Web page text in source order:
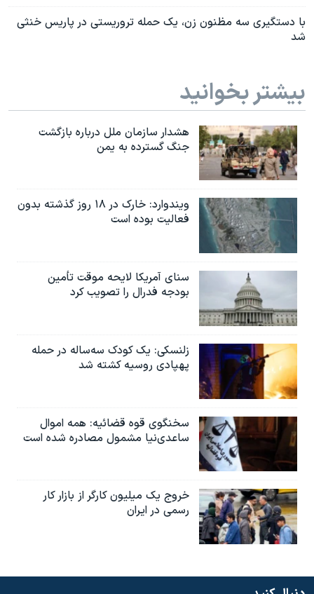
با دستگیری سه مظنون زن، یک حمله تروریستی در پاریس خنثی
شد
بیشتر بخوانید
هشدار سازمان ملل درباره بازگشت
جنگ گسترده به یمن
ویندوارد: خارک در ۱۸ روز گذشته بدون
فعالیت بوده است
سنای آمریکا لایحه موقت تأمین
بودجه فدرال را تصویب کرد
زلنسکی: یک کودک سه‌ساله در حمله
پهپادی روسیه کشته شد
سخنگوی قوه قضائیه: همه اموال
ساعدی‌نیا مشمول مصادره شده است
خروج یک میلیون کارگر از بازار کار
رسمی در ایران